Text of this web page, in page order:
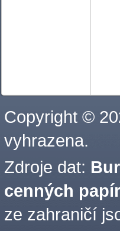
Copyright ©
vyhrazena.
Zdroje dat:
cenných
ze zahraničí